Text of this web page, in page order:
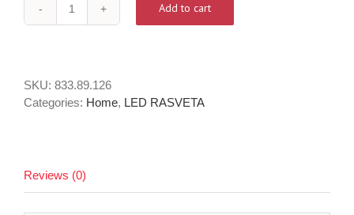
Senzor
-
Hafele
Add to cart
SKU: 833.89.126
Categories: Home, LED RASVETA
Reviews (0)